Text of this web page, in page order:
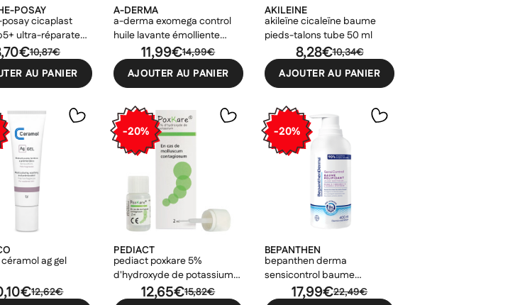
POSAY
cicaplast
ultra-réparateur
40ml 10,87€
AU PANIER
A-DERMA
a-derma exomega control
huile lavante émolliente
500ml
14,99€
11,99€
AJOUTER AU PANIER
AKILEINE
akileïne cicaleïne baume
pieds-talons tube 50 ml
10,34€
8,28€
AJOUTER AU PANIER
ag gel
12,62€
-20%
PEDIACT
pediact poxkare 5%
d'hydroxyde de potassium
15,82€
12,65€
-20%
BEPANTHEN
bepanthen derma
sensicontrol baume
relipidant 400ml22,49€
17,99€